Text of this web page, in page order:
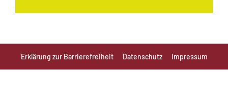
Erklärung zur Barrierefreiheit Datenschutz Impressum